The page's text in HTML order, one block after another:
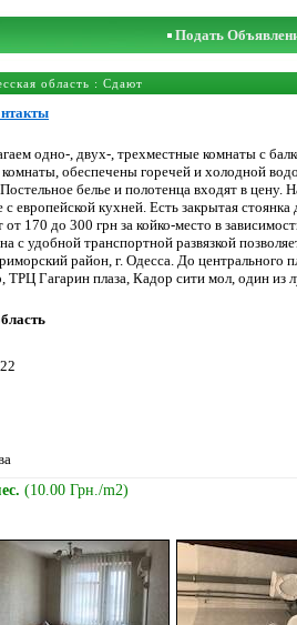
Подать
область : Сдают
одно-, двух-, трехместные комнаты с
обеспечены горечей и холодной
белье и полотенца входят в
европейской кухней. Есть закрытая стоянка
от 170 до 300 грн за койко-место в
с удобной транспортной развязкой
район, г. Одесса. До
ТРЦ Гагарин плаза, Кадор сити мол, один
(10.00 Грн./m2)